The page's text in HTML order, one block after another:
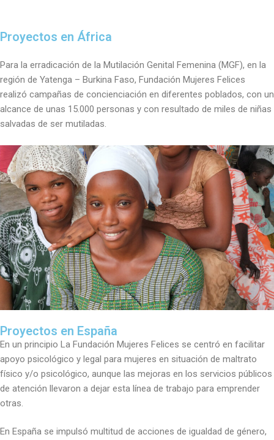
Proyectos en África
Para la erradicación de la Mutilación Genital Femenina (MGF), en la
región de Yatenga – Burkina Faso, Fundación Mujeres Felices
realizó campañas de concienciación en diferentes poblados, con un
alcance de unas 15.000 personas y con resultado de miles de niñas
salvadas de ser mutiladas.
Proyectos en España
En un principio La Fundación Mujeres Felices se centró en facilitar
apoyo psicológico y legal para mujeres en situación de maltrato
físico y/o psicológico, aunque las mejoras en los servicios públicos
de atención llevaron a dejar esta línea de trabajo para emprender
otras.
En España se impulsó multitud de acciones de igualdad de género,